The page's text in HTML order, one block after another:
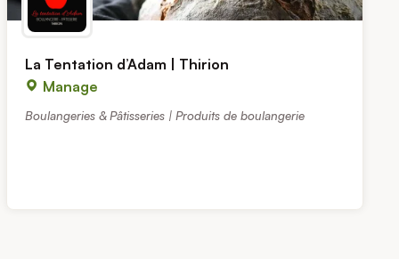
La Tentation d’Adam | Thirion
Manage
Boulangeries & Pâtisseries | Produits de boulangerie